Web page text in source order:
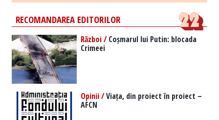
RECOMANDAREA EDITORILOR
Război /Coșmarul lui Putin: blocada
Crimeei
Opinii /Viața, din proiect în proiect –
AFCN